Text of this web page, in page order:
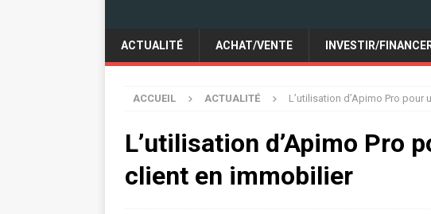
ACTUALITÉ ACHAT/VENTE INVESTIR/
ACCUEIL ACTUALITÉ L’utilisation d’Apimo Pro
L’utilisation d’Apimo Pro
client en immobilier